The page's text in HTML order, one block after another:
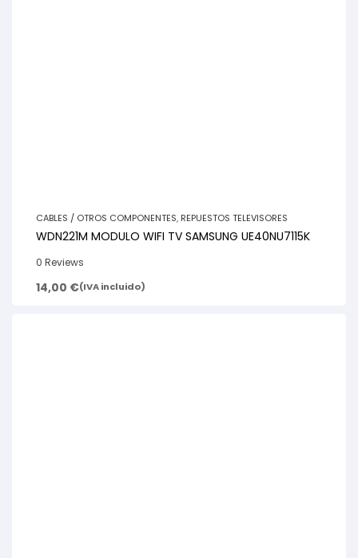
CABLES / OTROS COMPONENTES, REPUESTOS TELEVISORES
WDN221M MODULO WIFI TV SAMSUNG UE40NU7115K
0 Reviews
14,00 €(IVA incluido)